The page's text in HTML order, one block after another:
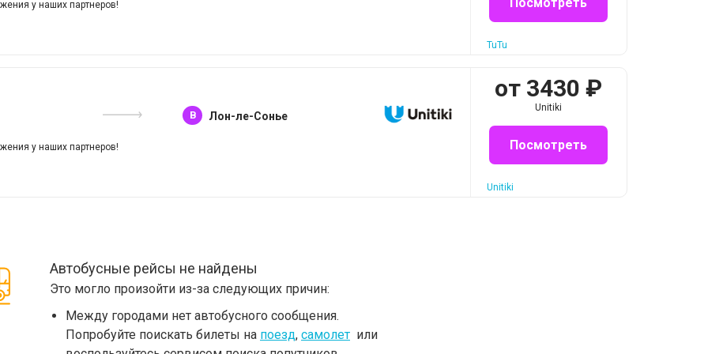
у наших партнеров!
TuTu
B Лон-ле-Сонье
у наших партнеров!
от 3430 ₽
Unitiki
Посмотреть
Unitiki
Автобусные рейсы не найдены
Это могло произойти из-за следующих причин:
Между городами нет автобусного сообщения.
Попробуйте поискать билеты на поезд, самолет или